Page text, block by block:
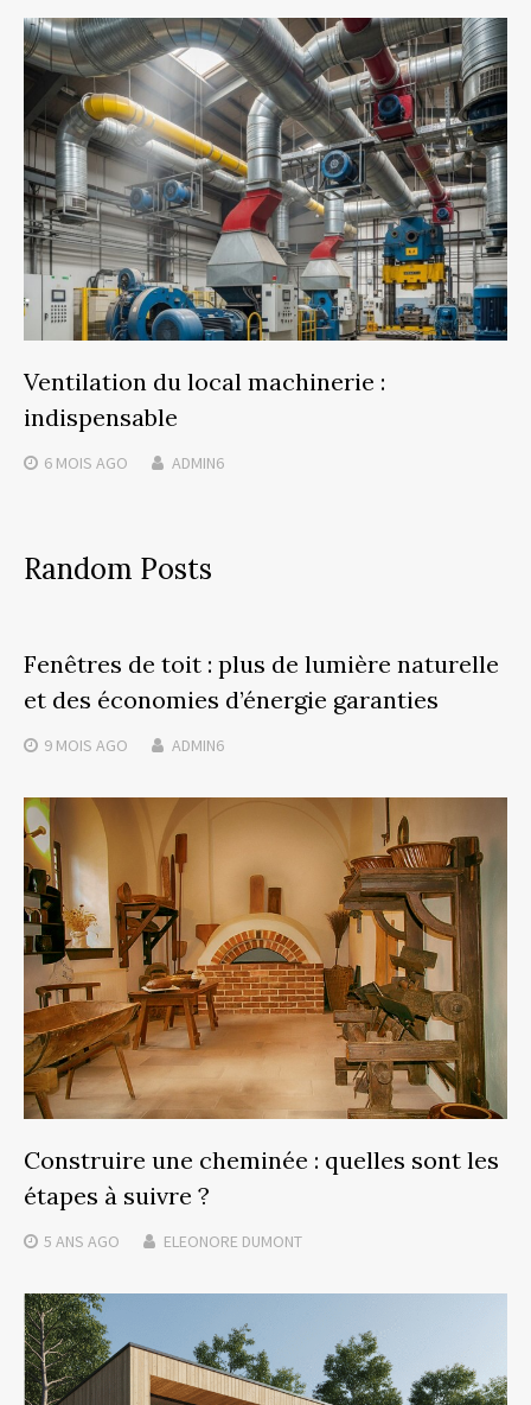
Ventilation du local machinerie :
indispensable
6 MOIS AGO ADMIN6
Random Posts
Fenêtres de toit : plus de lumière naturelle
et des économies d’énergie garanties
9 MOIS AGO ADMIN6
Construire une cheminée : quelles sont les
étapes à suivre ?
5 ANS AGO ELEONORE DUMONT